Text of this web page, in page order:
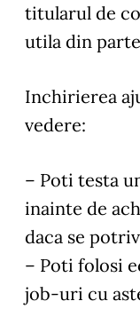
titularul de
utila din
Inchirierea
vedere:
– Poti testa
inainte de
daca se
– Poti folosi
job-uri cu